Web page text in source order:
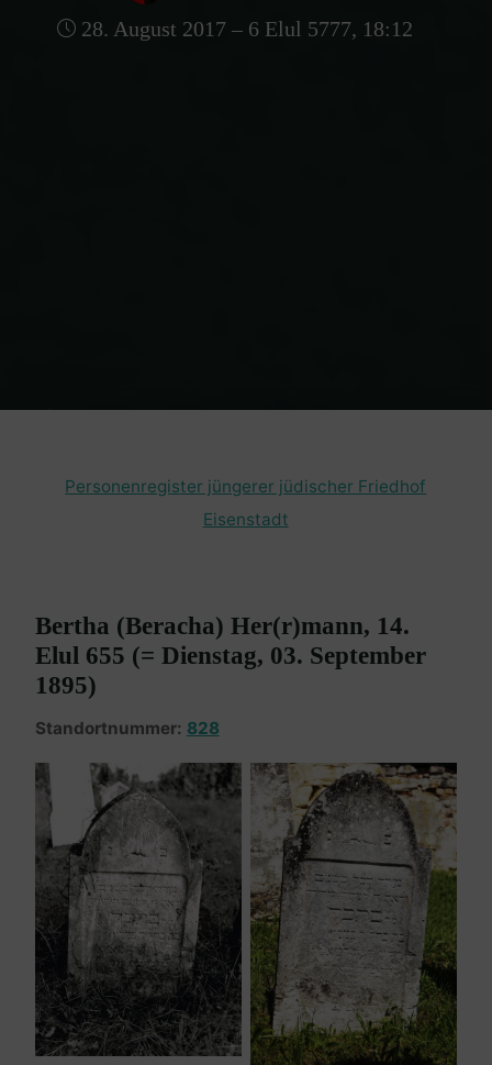
28. August 2017 – 6 Elul 5777, 18:12
Home
Personenregister jüngerer jüdischer Friedhof
Eisenstadt
Bertha (Beracha) Her(r)mann, 14.
Elul 655 (= Dienstag, 03. September
1895)
Standortnummer: 828